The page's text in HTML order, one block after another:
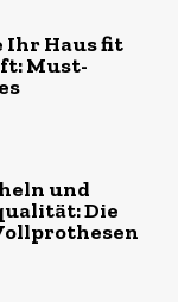
Ihr Haus fit
Must-
und
Die